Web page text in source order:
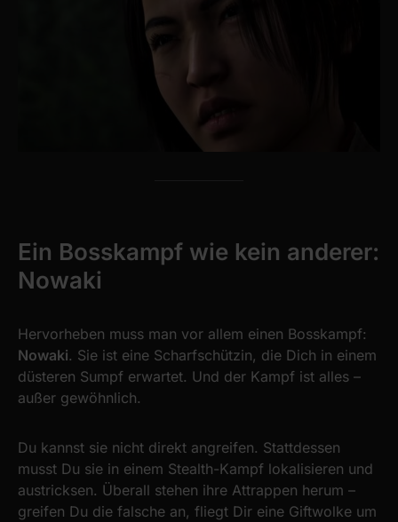
Ein Bosskampf wie kein anderer:
Nowaki
Hervorheben muss man vor allem einen Bosskampf:
Nowaki. Sie ist eine Scharfschützin, die Dich in einem
düsteren Sumpf erwartet. Und der Kampf ist alles –
außer gewöhnlich.
Du kannst sie nicht direkt angreifen. Stattdessen
musst Du sie in einem Stealth-Kampf lokalisieren und
austricksen. Überall stehen ihre Attrappen herum –
greifen Du die falsche an, fliegt Dir eine Giftwolke um